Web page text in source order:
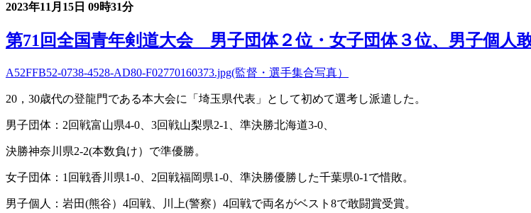
2023年11月15日 09時31分
第71回全国青年剣道大会 男子団体２位・女子団体３位、男子個人
A52FFB52-0738-4528-AD80-F02770160373.jpg(監督・選手集合写真）
20，30歳代の登龍門である本大会に「埼玉県代表」として初めて選考し派遣した。
男子団体：2回戦富山県4-0、3回戦山梨県2-1、準決勝北海道3-0、
決勝神奈川県2-2(本数負け）で準優勝。
女子団体：1回戦香川県1-0、2回戦福岡県1-0、準決勝優勝した千葉県0-1で惜敗。
男子個人：岩田(熊谷）4回戦、川上(警察）4回戦で両名がベスト8で敢闘賞受賞。